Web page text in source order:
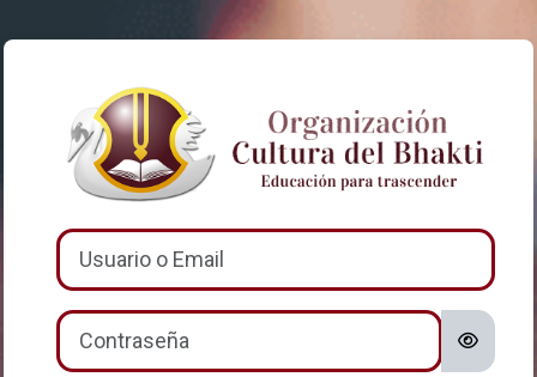
Ingresar a
Saltar a crear una nueva cuenta
Usuario o Email
Contraseña